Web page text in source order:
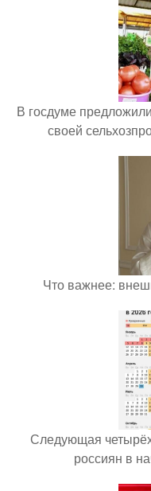
В госдуме
своей
Что важнее:
Следующая
россиян в